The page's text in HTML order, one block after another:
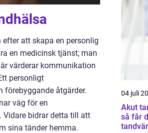
efter att skapa en personlig
en medicinsk tjänst; man
värderar kommunikation
personligt
åtgärder.
väg för en
Vidare bidrar detta till att
sina tänder hemma.
04 juli
Akut
så får